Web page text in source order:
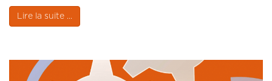
Lire la suite ...